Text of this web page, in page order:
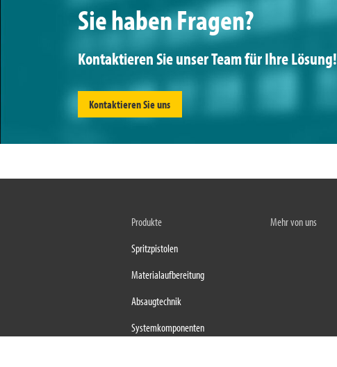
Sie haben Fragen?
Kontaktieren Sie unser Team für Ihre Lösung!
Kontaktieren Sie uns
Produkte
Spritzpistolen
Materialaufbereitung
Absaugtechnik
Systemkomponenten
Mehr von uns